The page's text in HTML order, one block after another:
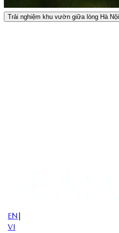
Trải nghiệm khu vườn giữa lòng Hà Nội
EN|
VI